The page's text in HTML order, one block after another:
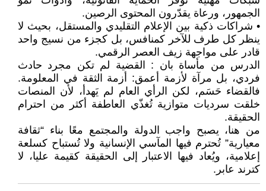
الجمهور، ورعاة يقدّرون المحتوى الرصين.
• شراكات ذكية بين الإعلام التقليدي والمستقل، بحيث لا
ينظر كل طرف للآخر كمنافس، بل كجزء من نسيج واحد
قادر على مواجهة زيف العصر الرقمي.
الدرس من مأساة بان : القضية لم تكن مجرد حادث
فردي، بل مرآة لأزمة أعمق: أزمة الثقة في المعلومة.
فالقضاء حَسَم، لكن الرأي العام لم يَهدأ، لأن المنصات
خلقت سرديات متوازية تُغذّي العاطفة أكثر من احترام
الحقيقة.
من هنا، يصبح واجب الدولة والمجتمع معًا بناء “ثقافة
معيارية” تُحترم فيها المآسي الإنسانية ولا تُستباح كسلعة
إعلامية، ويُعاد فيها الاعتبار إلى الحقيقة كقيمة عليا، لا
كترند عابر.